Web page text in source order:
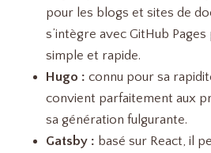
pour les blogs et sites de
s’intègre avec GitHub
simple et rapide.
Hugo : connu pour sa
convient parfaitement aux
sa génération fulgurante.
Gatsby : basé sur React, il